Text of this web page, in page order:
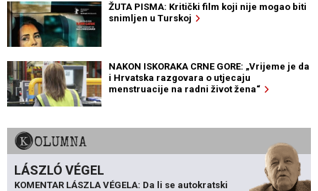
ŽUTA PISMA: Kritički film koji nije mogao biti
snimljen u Turskoj
NAKON ISKORAKA CRNE GORE: „Vrijeme je da
i Hrvatska razgovara o utjecaju
menstruacije na radni život žena“
KOLUMNA
LÁSZLÓ VÉGEL
KOMENTAR LÁSZLA VÉGELA: Da li se autokratski